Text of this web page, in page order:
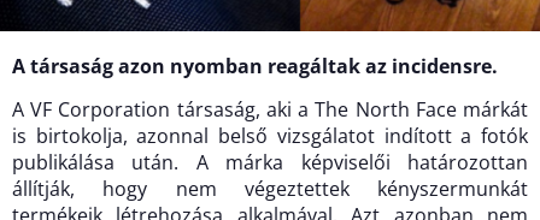
A társaság azon nyomban reagáltak az incidensre.
A VF Corporation társaság, aki a The North Face márkát
is birtokolja, azonnal belső vizsgálatot indított a fotók
publikálása után. A márka képviselői határozottan
állítják, hogy nem végeztettek kényszermunkát